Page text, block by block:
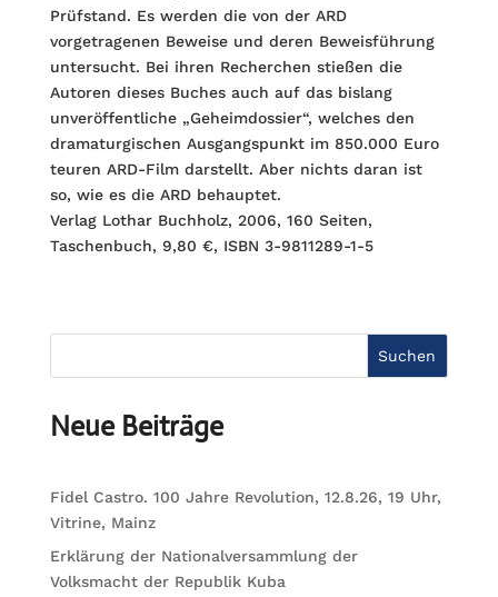
Prüfstand. Es werden die von der ARD
vorgetragenen Beweise und deren Beweisführung
untersucht. Bei ihren Recherchen stießen die
Autoren dieses Buches auch auf das bislang
unveröffentliche „Geheimdossier“, welches den
dramaturgischen Ausgangspunkt im 850.000 Euro
teuren ARD-Film darstellt. Aber nichts daran ist
so, wie es die ARD behauptet.
Verlag Lothar Buchholz, 2006, 160 Seiten,
Taschenbuch, 9,80 €, ISBN 3-9811289-1-5
Suchen
Neue Beiträge
Fidel Castro. 100 Jahre Revolution, 12.8.26, 19 Uhr,
Vitrine, Mainz
Erklärung der Nationalversammlung der
Volksmacht der Republik Kuba